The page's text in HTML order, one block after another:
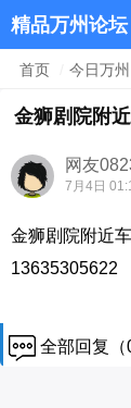
精品万州论坛
首页 今日万州
金狮剧院附
网友
7月4日
金狮剧院附近
13635305622
全部回复（